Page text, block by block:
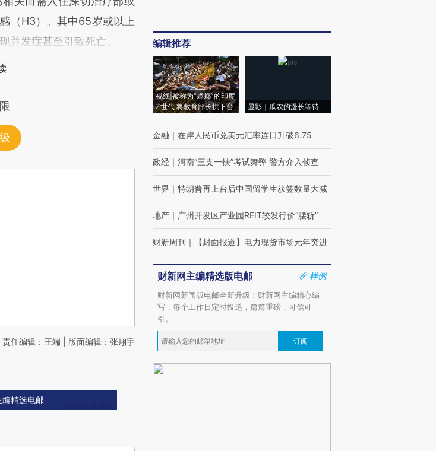
（H3）。其中65岁或以上
并发症甚至引致死亡。
责任编辑：王端 | 版面编辑：张翔宇
编精选电邮
编辑推荐
视线|被称为“蟑螂”的印度
Z世代 将教育部长拱下台
显影｜瓜农的漫长等待
金融 ｜ 在岸人民币兑美元汇率连日升破6.75
政经 ｜ 河南“三支一扶”考试舞弊 警方介入侦查
世界 ｜ 特朗普再上台后中国留学生获签数量大减
地产 ｜ 广州开发区产业园REIT较发行价“腰斩”
财新周刊 ｜ 【封面报道】电力现货市场元年突进
财新网主编精选版电邮
样例
财新网新闻版电邮全新升级！财新网主编精心编
写，每个工作日定时投递，篇篇重磅，可信可
引。
订阅